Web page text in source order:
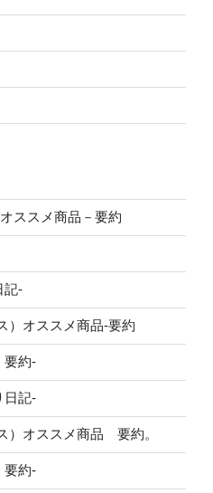
ススメ商品－要約
記-
オススメ商品-要約
要約-
日記-
）オススメ商品 要約。
要約-